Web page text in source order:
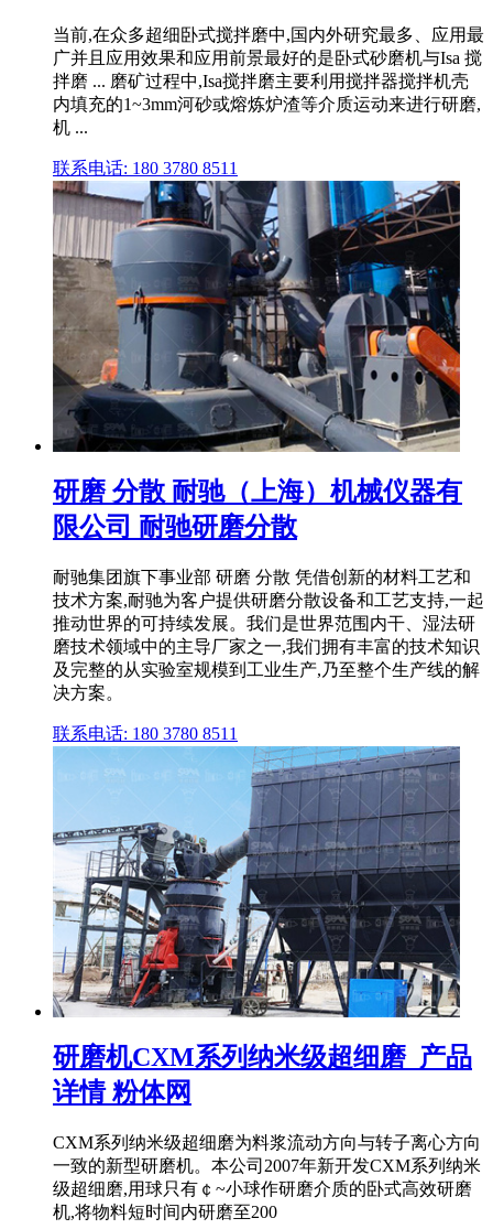
当前,在众多超细卧式搅拌磨中,国内外研究最多、应用最
广并且应用效果和应用前景最好的是卧式砂磨机与Isa 搅
拌磨 ... 磨矿过程中,Isa搅拌磨主要利用搅拌器搅拌机壳
内填充的1~3mm河砂或熔炼炉渣等介质运动来进行研磨,
机 ...
联系电话: 180 3780 8511
研磨 分散 耐驰（上海）机械仪器有
限公司 耐驰研磨分散
耐驰集团旗下事业部 研磨 分散 凭借创新的材料工艺和
技术方案,耐驰为客户提供研磨分散设备和工艺支持,一起
推动世界的可持续发展。我们是世界范围内干、湿法研
磨技术领域中的主导厂家之一,我们拥有丰富的技术知识
及完整的从实验室规模到工业生产,乃至整个生产线的解
决方案。
联系电话: 180 3780 8511
研磨机CXM系列纳米级超细磨_产品
详情 粉体网
CXM系列纳米级超细磨为料浆流动方向与转子离心方向
一致的新型研磨机。本公司2007年新开发CXM系列纳米
级超细磨,用球只有￠~小球作研磨介质的卧式高效研磨
机,将物料短时间内研磨至200